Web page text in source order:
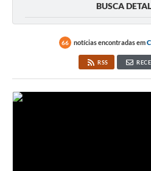
BUSCA
66 notícias encontradas em
RSS